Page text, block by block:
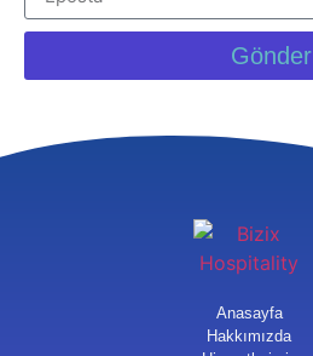
Gönder
Anasayfa
Hakkımızda